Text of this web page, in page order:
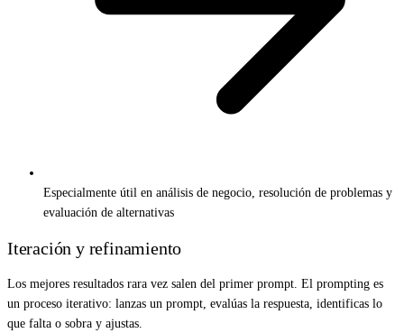
Especialmente útil en análisis de negocio, resolución de problemas y
evaluación de alternativas
Iteración y refinamiento
Los mejores resultados rara vez salen del primer prompt. El prompting es
un proceso iterativo: lanzas un prompt, evalúas la respuesta, identificas lo
que falta o sobra y ajustas.